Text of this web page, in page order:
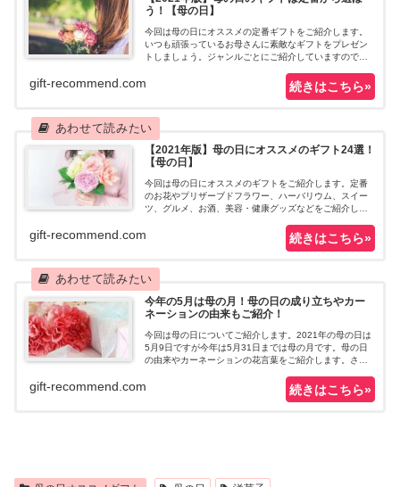
う！【母の日】
今回は母の日にオススメの定番ギフトをご紹介します。
いつも頑張っているお母さんに素敵なギフトをプレゼン
トしましょう。ジャンルごとにご紹介していますので是
gift-recommend.com
【2021年版】母の日にオススメのギフト24選！
【母の日】
今回は母の日にオススメのギフトをご紹介します。定番
のお花やプリザーブドフラワー、ハーバリウム、スイー
ツ、グルメ、お酒、美容・健康グッズなどをご紹介しま
非参考にしてみて下さいね。
gift-recommend.com
今年の5月は母の月！母の日の成り立ちやカー
ネーションの由来もご紹介！
今回は母の日についてご紹介します。2021年の母の日は
5月9日ですが今年は5月31日までは母の月です。母の日
の由来やカーネーションの花言葉をご紹介します。さら
していますので是非参考にしてみて下さいね。
gift-recommend.com